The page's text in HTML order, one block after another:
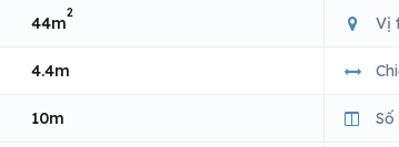
44m
2
Vị
4.4m
10m